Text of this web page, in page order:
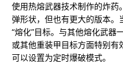
使用热熔武器技术制作的炸
弹形状，但也有更大的版本
“熔化”目标。与其他熔化武器
或其他重装甲目标方面特别
可以设置为定时爆破模式。